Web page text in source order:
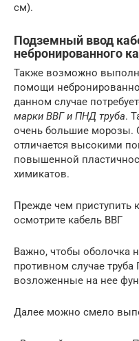
см).
Подземный ввод
небронированного
Также возможно
помощи
данном случае
марки ВВГ и ПНД труба.
очень большие морозы.
отличается высокими
повышенной
химикатов.
Прежде чем приступить
осмотрите кабель ВВГ
Важно, чтобы оболочка
противном случае
возложенные на нее
Далее можно смело